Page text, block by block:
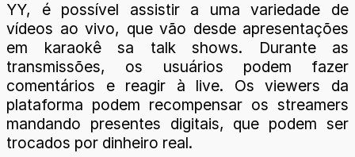
YY, é possível assistir a uma variedade de
vídeos ao vivo, que vão desde apresentações
em karaokê sa talk shows. Durante as
transmissões, os usuários podem fazer
comentários e reagir à live. Os viewers da
plataforma podem recompensar os streamers
mandando presentes digitais, que podem ser
trocados por dinheiro real.